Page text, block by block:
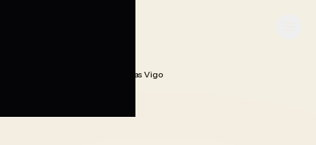
Publicidad Meta Ads Clinicas Vigo